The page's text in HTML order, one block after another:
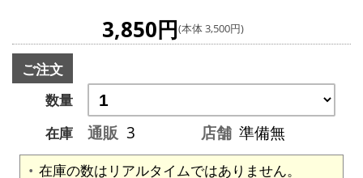
3,850円(本体 3,500円)
ご注文
数量
在庫
通販 3 店舗 準備無
在庫の数はリアルタイムではありません。